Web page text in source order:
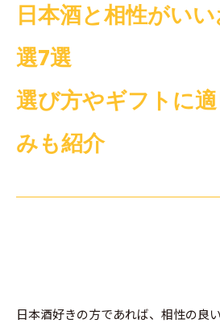
日本酒と相性がい
選7選
選び方やギフトに
みも紹介
日本酒好きの方であれば、相性の良